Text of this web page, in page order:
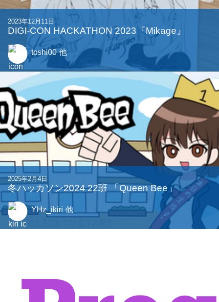
2023年12月11日
DIGI-CON HACKATHON 2023『Mikage』
toshi00 他
2025年2月4日
冬ハッカソン2024 22班 「Queen Bee」
YHz_ikiri 他